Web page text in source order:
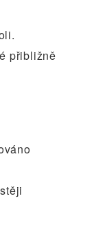
přibližně